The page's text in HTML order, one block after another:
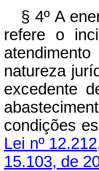
§ 4º A
refere o
natureza
excedente
condições
Lei nº
15.103, de